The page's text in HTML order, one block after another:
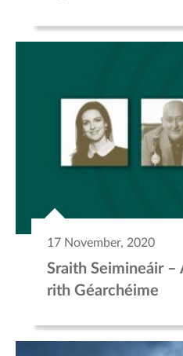
17 November, 2020
Sraith Seimineáir –
rith Géarchéime